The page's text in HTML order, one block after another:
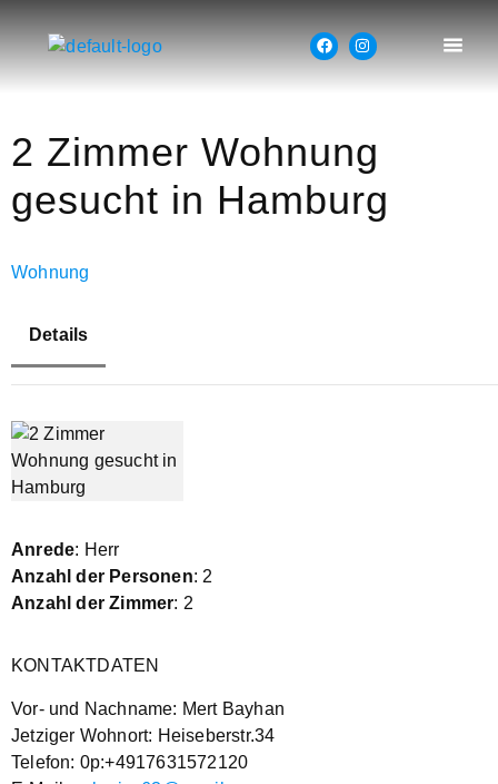
2 Zimmer Wohnung
gesucht in Hamburg
Wohnung
Details
Anrede: Herr
Anzahl der Personen: 2
Anzahl der Zimmer: 2
KONTAKTDATEN
Vor- und Nachname: Mert Bayhan
Jetziger Wohnort: Heiseberstr.34
Telefon: 0p:+4917631572120